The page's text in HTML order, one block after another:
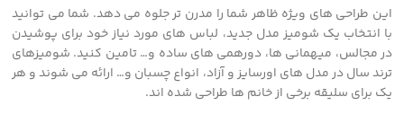
این طراحی های ویژه ظاهر شما را مدرن تر جلوه می دهد. شما می توانید
با انتخاب یک شومیز مدل جدید، لباس های مورد نیاز خود برای پوشیدن
در مجالس، میهمانی ها، دورهمی های ساده و… تامین کنید. شومیزهای
ترند سال در مدل های اورسایز و آزاد، انواع چسبان و… ارائه می شوند و هر
یک برای سلیقه برخی از خانم ها طراحی شده اند.